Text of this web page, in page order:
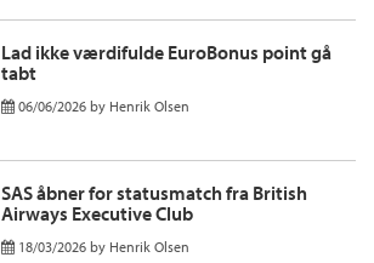
Lad ikke værdifulde EuroBonus point gå
tabt
06/06/2026 by Henrik Olsen
SAS åbner for statusmatch fra British
Airways Executive Club
18/03/2026 by Henrik Olsen